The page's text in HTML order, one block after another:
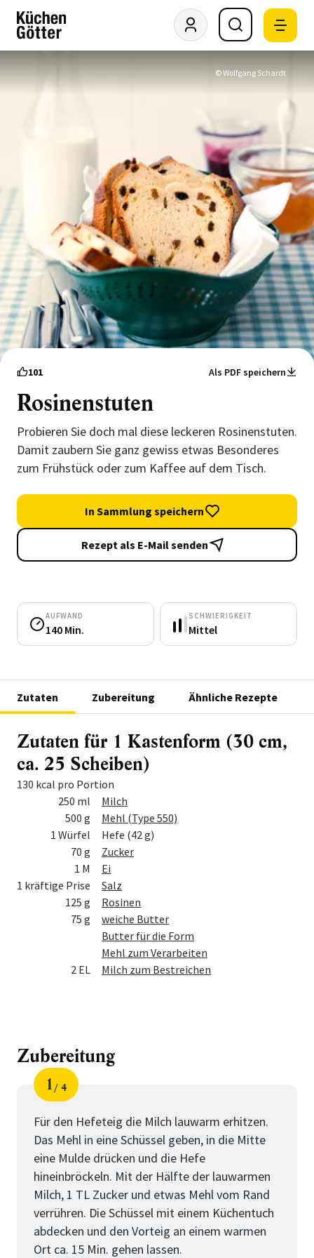
© Wolfgang Schardt
101 Als PDF speichern
Rosinenstuten
Probieren Sie doch mal diese leckeren Rosinenstuten.
Damit zaubern Sie ganz gewiss etwas Besonderes
zum Frühstück oder zum Kaffee auf dem Tisch.
In Sammlung speichern
Rezept als E-Mail senden
AUFWAND
140 Min.
SCHWIERIGKEIT
Mittel
Zutaten Zubereitung Ähnliche Rezepte
Zutaten für 1 Kastenform (30 cm,
ca. 25 Scheiben)
130 kcal pro Portion
Zutat
250 ml
Milch
500 g
Mehl (Type 550)
1 Würfel
Hefe (42 g)
70 g
Zucker
1 M
Ei
1 kräftige Prise
Salz
125 g
Rosinen
75 g
weiche Butter
Butter für die Form
Mehl zum Verarbeiten
2 EL
Milch zum Bestreichen
Zubereitung
Schritt
1
von
4
Für den Hefeteig die Milch lauwarm erhitzen.
Das Mehl in eine Schüssel geben, in die Mitte
eine Mulde drücken und die Hefe
hineinbröckeln. Mit der Hälfte der lauwarmen
Milch, 1 TL Zucker und etwas Mehl vom Rand
verrühren. Die Schüssel mit einem Küchentuch
abdecken und den Vorteig an einem warmen
Ort ca. 15 Min. gehen lassen.